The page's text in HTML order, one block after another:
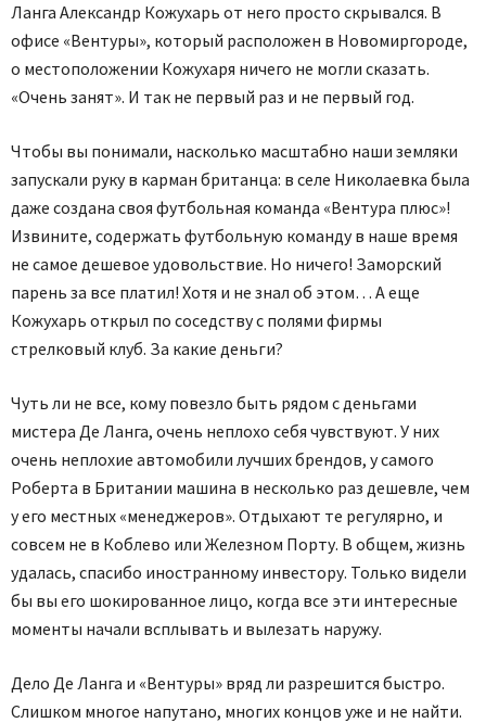
Ланга Александр Кожухарь от него просто скрывался. В
офисе «Вентуры», который расположен в Новомиргороде,
о местоположении Кожухаря ничего не могли сказать.
«Очень занят». И так не первый раз и не первый год.
Чтобы вы понимали, насколько масштабно наши земляки
запускали руку в карман британца: в селе Николаевка была
даже создана своя футбольная команда «Вентура плюс»!
Извините, содержать футбольную команду в наше время
не самое дешевое удовольствие. Но ничего! Заморский
парень за все платил! Хотя и не знал об этом… А еще
Кожухарь открыл по соседству с полями фирмы
стрелковый клуб. За какие деньги?
Чуть ли не все, кому повезло быть рядом с деньгами
мистера Де Ланга, очень неплохо себя чувствуют. У них
очень неплохие автомобили лучших брендов, у самого
Роберта в Британии машина в несколько раз дешевле, чем
у его местных «менеджеров». Отдыхают те регулярно, и
совсем не в Коблево или Железном Порту. В общем, жизнь
удалась, спасибо иностранному инвестору. Только видели
бы вы его шокированное лицо, когда все эти интересные
моменты начали всплывать и вылезать наружу.
Дело Де Ланга и «Вентуры» вряд ли разрешится быстро.
Слишком многое напутано, многих концов уже и не найти.